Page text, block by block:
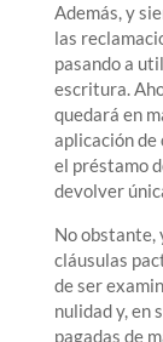
Además, y
las
pasando a
escritura.
quedará en
aplicación
el préstamo
devolver
No obstante,
cláusulas
de ser
nulidad y, en
pagadas de